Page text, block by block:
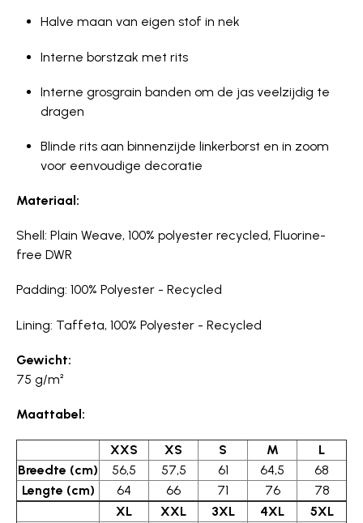
Halve maan van eigen stof in nek
Interne borstzak met rits
Interne grosgrain banden om de jas veelzijdig te
dragen
Blinde rits aan binnenzijde linkerborst en in zoom
voor eenvoudige decoratie
Materiaal:
Shell: Plain Weave, 100% polyester recycled, Fluorine-
free DWR
Padding: 100% Polyester - Recycled
Lining: Taffeta, 100% Polyester - Recycled
Gewicht:
75 g/m²
Maattabel:
XXS XS S M
L
Breedte (cm)
56,5 57,5 61 64,5
68
Lengte (cm)
64 66 71 76
78
XL
XXL 3XL 4XL
5XL